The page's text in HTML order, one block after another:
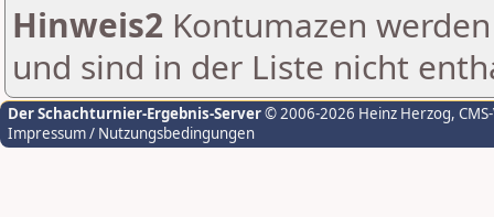
Hinweis2 Kontumazen
und sind in der Liste nicht
Der Schachturnier-Ergebnis-Server© 2006-2026 Heinz Herzog,
Impressum / Nutzungsbedingungen